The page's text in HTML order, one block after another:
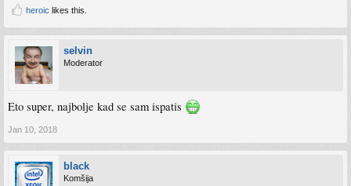
heroic likes this.
selvin
Moderator
Eto super, najbolje kad se sam ispatis
Jan 10, 2018
black
Komšija